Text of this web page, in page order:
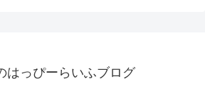
はっぴーらいふブログ